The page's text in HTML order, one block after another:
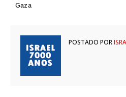
Gaza
POSTADO POR